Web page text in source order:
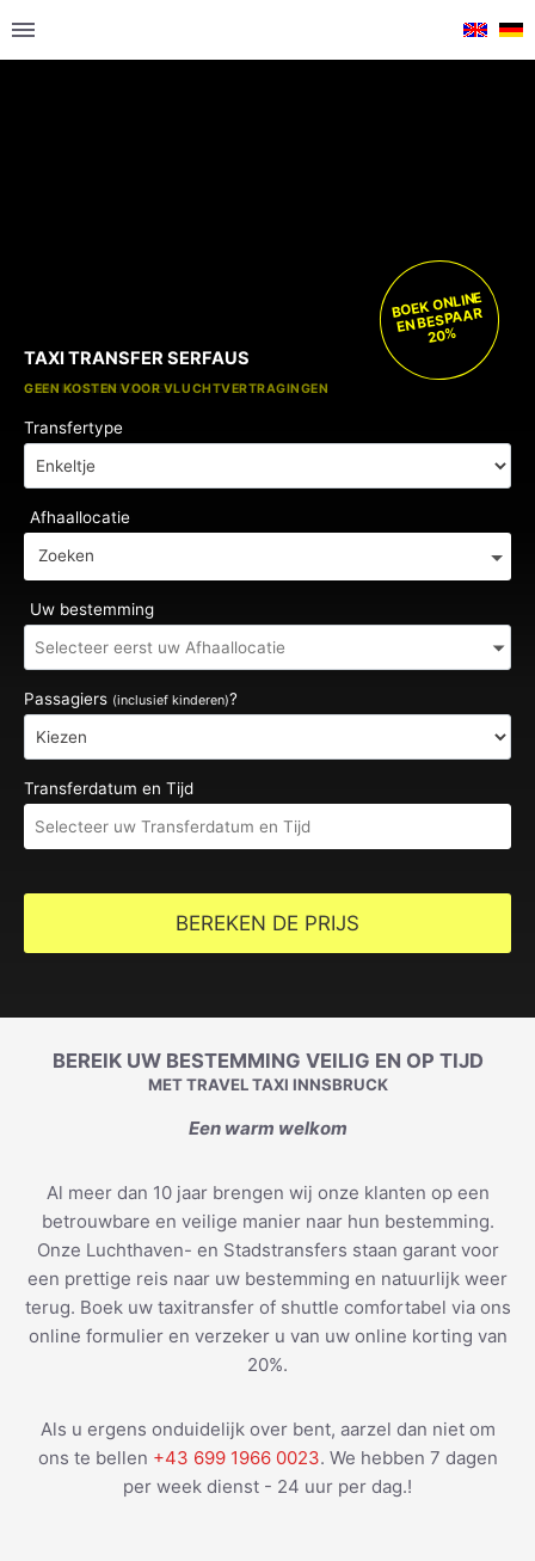
GRATIS KINDERZITJES
GEEN KOSTEN VOOR VLUCHTVERTRAGINGEN
TAXI TRANSFER SERFAUS
BOEK ONLINE
EN BESPAAR
20%
Transfertype
Afhaallocatie
Zoeken
Uw bestemming
Passagiers (inclusief kinderen)?
Transferdatum en Tijd
BEREKEN DE PRIJS
BEREIK UW BESTEMMING VEILIG EN OP TIJD
MET TRAVEL TAXI INNSBRUCK
Een warm welkom
Al meer dan 10 jaar brengen wij onze klanten op een
betrouwbare en veilige manier naar hun bestemming.
Onze Luchthaven- en Stadstransfers staan garant voor
een prettige reis naar uw bestemming en natuurlijk weer
terug. Boek uw taxitransfer of shuttle comfortabel via ons
online formulier en verzeker u van uw online korting van
20%.
Als u ergens onduidelijk over bent, aarzel dan niet om
ons te bellen +43 699 1966 0023. We hebben 7 dagen
per week dienst - 24 uur per dag.!